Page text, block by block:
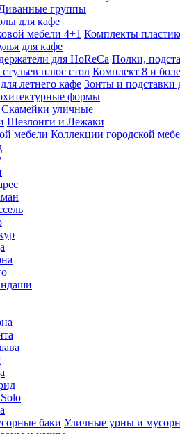
группы
для кафе
Комплекты
для кафе
Полки,
Комплект 8 и
Зонты и подставки
формы
Скамейки уличные
Шезлонги и Лежаки
Коллекции городской
Уличные урны и